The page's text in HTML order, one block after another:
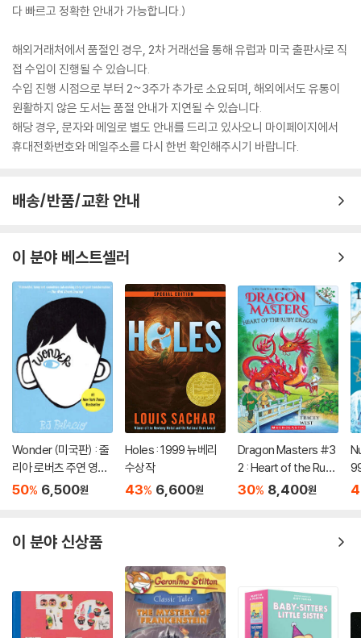
다 빠르고 정확한 안내가 가능합니다.)
해외거래처에서 품절인 경우, 2차 거래선을 통해 유럽과 미국 출판사로 직
접 수입이 진행될 수 있습니다.
수입 진행 시점으로 부터 2~3주가 추가로 소요되며, 해외에서도 유통이
원활하지 않은 도서는 품절 안내가 지연될 수 있습니다.
해당 경우, 문자와 메일로 별도 안내를 드리고 있사오니 마이페이지에서
휴대전화번호와 메일주소를 다시 한번 확인해주시기 바랍니다.
배송/반품/교환 안내
이 분야 베스트셀러
Wonder (미국판) : 줄
리아 로버츠 주연 영화
'원더' 원작 소설
50% 6,500원
Holes : 1999 뉴베리
수상작
43% 6,600원
Dragon Masters #3
2 : Heart of the Ruby
Dragon (A Branches
30% 8,400원
이 분야 신상품